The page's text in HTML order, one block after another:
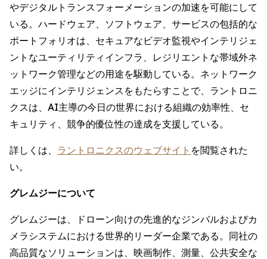
やデジタルトランスフォーメーションの加速を可能にして
いる。ハードウェア、ソフトウェア、サービスの包括的な
ポートフォリオは、セキュアなビデオ監視やインテリジェ
ントなユーティリティインフラ、レジリエントな帯域外ネ
ットワーク管理などの用途を駆動している。ネットワーク
エッジにインテリジェンスをもたらすことで、ラントロニ
クスは、AI主導の今日の世界における組織の効率性、セ
キュリティ、競争的優位性の達成を支援している。
詳しくは、 ラントロニクスのウェブサイト を閲覧された
い。
グレムジーについて
グレムジーは、ドローン向けの先進的なジンバルおよびカ
メラシステムにおける世界的リーダー企業である。同社の
高品質なソリューションは、映画制作、測量、公共安全な